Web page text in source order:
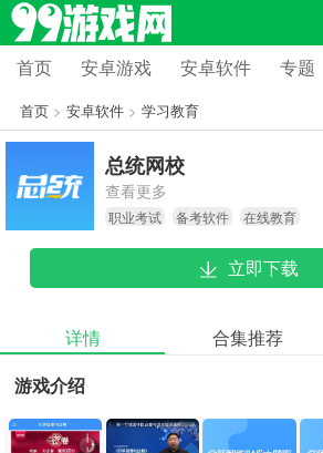
首页 安卓游戏 安卓软件 专题
首页> 安卓软件> 学习教育
总统网校
查看更多
职业考试 备考软件 在线教育
立即下载
详情 合集推荐
游戏介绍